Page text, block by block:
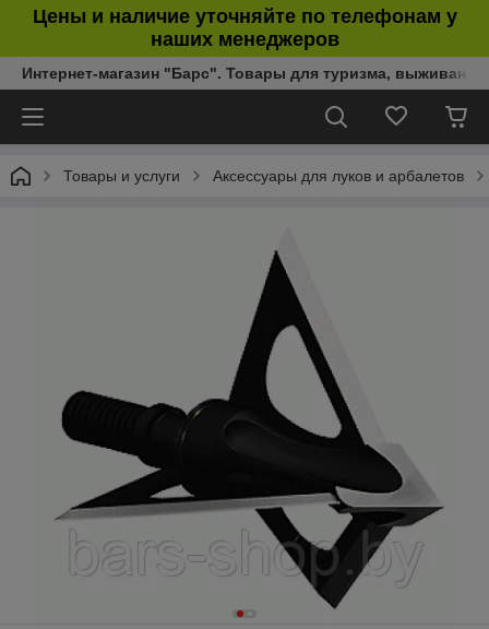
Цены и наличие уточняйте по телефонам у
наших менеджеров
Интернет-магазин "Барс". Товары для туризма,
Товары и услуги Аксессуары для луков и арбалетов